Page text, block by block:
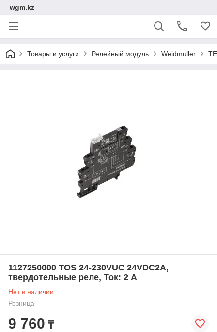
wgm.kz
Товары и услуги Релейный модуль Weidmuller
1127250000 TOS 24-230VUC 24VDC2A,
твердотельные реле, Ток: 2 A
Нет в наличии
Розница
9 760 ₸